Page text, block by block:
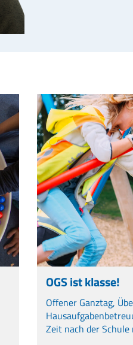
OGS ist klasse!
Offener Ganztag,
Zeit nach der